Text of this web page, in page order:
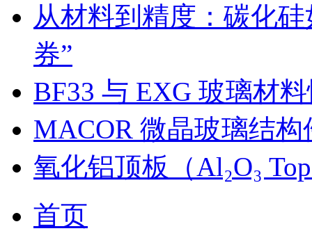
从材料到精度：碳化
券”
BF33 与 EXG 玻璃材
MACOR 微晶玻璃结
氧化铝顶板（Al₂O₃
首页